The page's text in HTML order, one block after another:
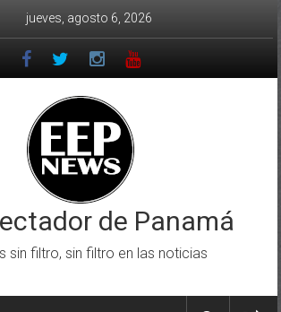
jueves, agosto 6, 2026
de Panamá
sin filtro, sin filtro en las noticias